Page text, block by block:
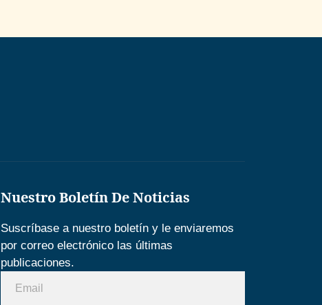
Nuestro Boletín De Noticias
Suscríbase a nuestro boletín y le enviaremos
por correo electrónico las últimas
publicaciones.